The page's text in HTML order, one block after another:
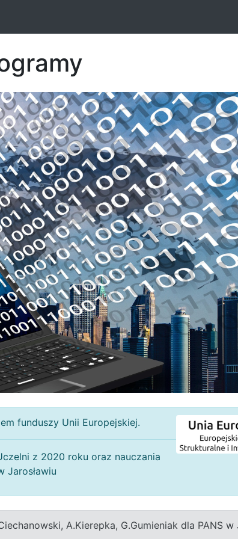
funduszy Unii Europejskiej.
z 2020 roku oraz nauczania
Jarosławiu
A.Kierepka, G.Gumieniak dla PANS w